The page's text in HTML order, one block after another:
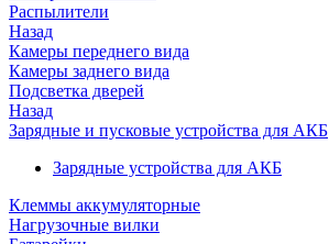
Распылители
Назад
Камеры переднего вида
Камеры заднего вида
Подсветка дверей
Назад
Зарядные и пусковые устройства для АКБ
Зарядные устройства для АКБ
Клеммы аккумуляторные
Нагрузочные вилки